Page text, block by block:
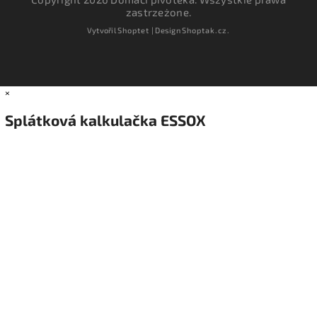
zastrzeżone.
VytvořilShoptet | DesignShoptak.cz.
×
Splátková kalkulačka ESSOX